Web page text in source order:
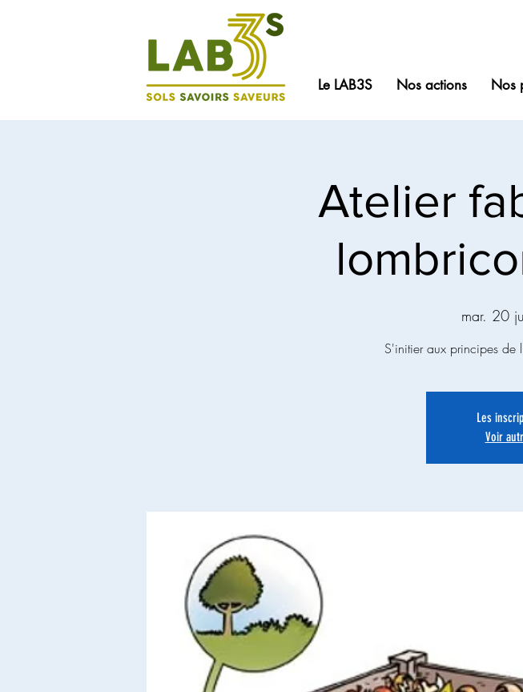
Le LAB3S Nos actions Nos
Atelier
mar. 20
S'initier aux principes de
Les
Voir